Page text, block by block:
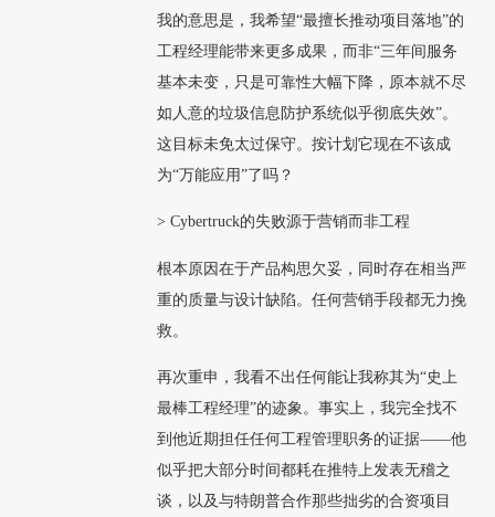
我的意思是，我希望“最擅长推动项目落地”的
工程经理能带来更多成果，而非“三年间服务
基本未变，只是可靠性大幅下降，原本就不尽
如人意的垃圾信息防护系统似乎彻底失效”。
这目标未免太过保守。按计划它现在不该成
为“万能应用”了吗？
> Cybertruck的失败源于营销而非工程
根本原因在于产品构思欠妥，同时存在相当严
重的质量与设计缺陷。任何营销手段都无力挽
救。
再次重申，我看不出任何能让我称其为“史上
最棒工程经理”的迹象。事实上，我完全找不
到他近期担任任何工程管理职务的证据——他
似乎把大部分时间都耗在推特上发表无稽之
谈，以及与特朗普合作那些拙劣的合资项目